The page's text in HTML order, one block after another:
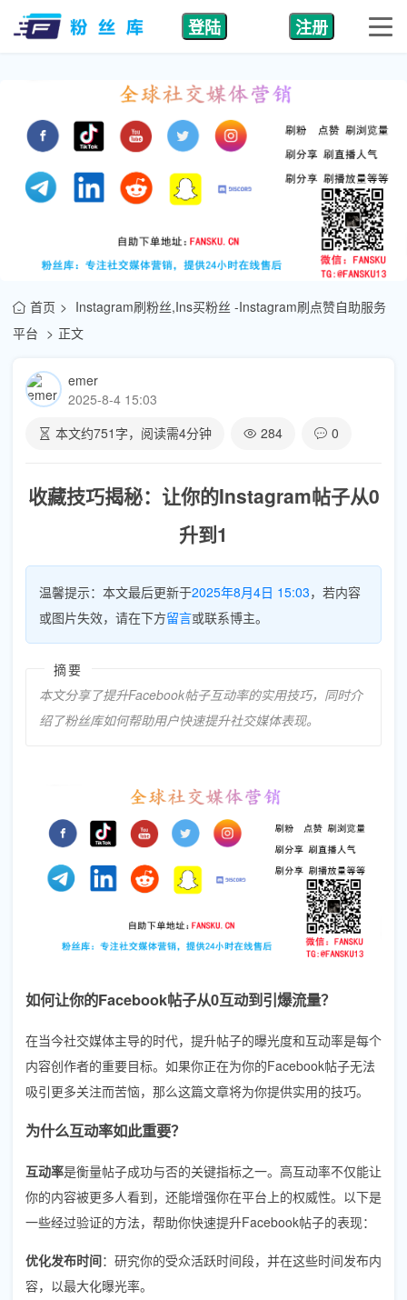
登陆 注册
首页
Instagram刷粉丝,Ins买粉丝 -Instagram刷点赞自助服务
平台
正文
emer
2025-8-4 15:03
本文约751 字，阅读需4分钟 284 0
收藏技巧揭秘：让你的Instagram帖子从0
升到1
温馨提示：本文最后更新于2025年8月4日 15:03，若内容
或图片失效，请在下方留言或联系博主。
摘要
本文分享了提升Facebook帖子互动率的实用技巧，同时介
绍了粉丝库如何帮助用户快速提升社交媒体表现。
如何让你的Facebook帖子从0互动到引爆流量？
在当今社交媒体主导的时代，提升帖子的曝光度和互动率是每个
内容创作者的重要目标。如果你正在为你的Facebook帖子无法
吸引更多关注而苦恼，那么这篇文章将为你提供实用的技巧。
为什么互动率如此重要？
互动率是衡量帖子成功与否的关键指标之一。高互动率不仅能让
你的内容被更多人看到，还能增强你在平台上的权威性。以下是
一些经过验证的方法，帮助你快速提升Facebook帖子的表现：
优化发布时间：研究你的受众活跃时间段，并在这些时间发布内
容，以最大化曝光率。